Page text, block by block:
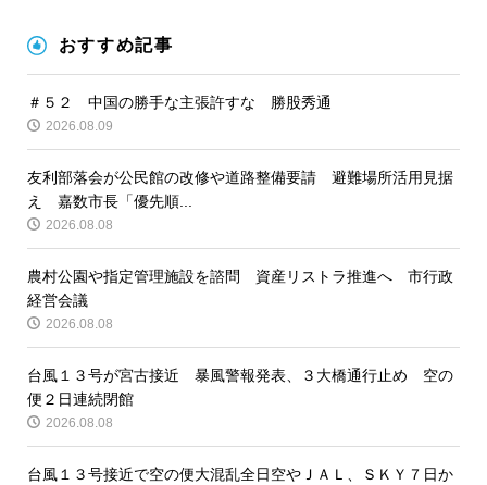
おすすめ記事
＃５２ 中国の勝手な主張許すな 勝股秀通
2026.08.09
友利部落会が公民館の改修や道路整備要請 避難場所活用見据
え 嘉数市長「優先順...
2026.08.08
農村公園や指定管理施設を諮問 資産リストラ推進へ 市行政
経営会議
2026.08.08
台風１３号が宮古接近 暴風警報発表、３大橋通行止め 空の
便２日連続閉館
2026.08.08
台風１３号接近で空の便大混乱全日空やＪＡＬ、ＳＫＹ７日か